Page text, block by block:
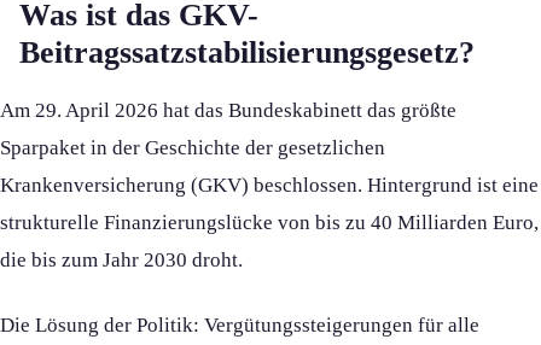
Was ist das GKV-
Beitragssatzstabilisierungsgesetz?
Am 29. April 2026 hat das Bundeskabinett das größte
Sparpaket in der Geschichte der gesetzlichen
Krankenversicherung (GKV) beschlossen. Hintergrund ist eine
strukturelle Finanzierungslücke von bis zu 40 Milliarden Euro,
die bis zum Jahr 2030 droht.
Die Lösung der Politik: Vergütungssteigerungen für alle